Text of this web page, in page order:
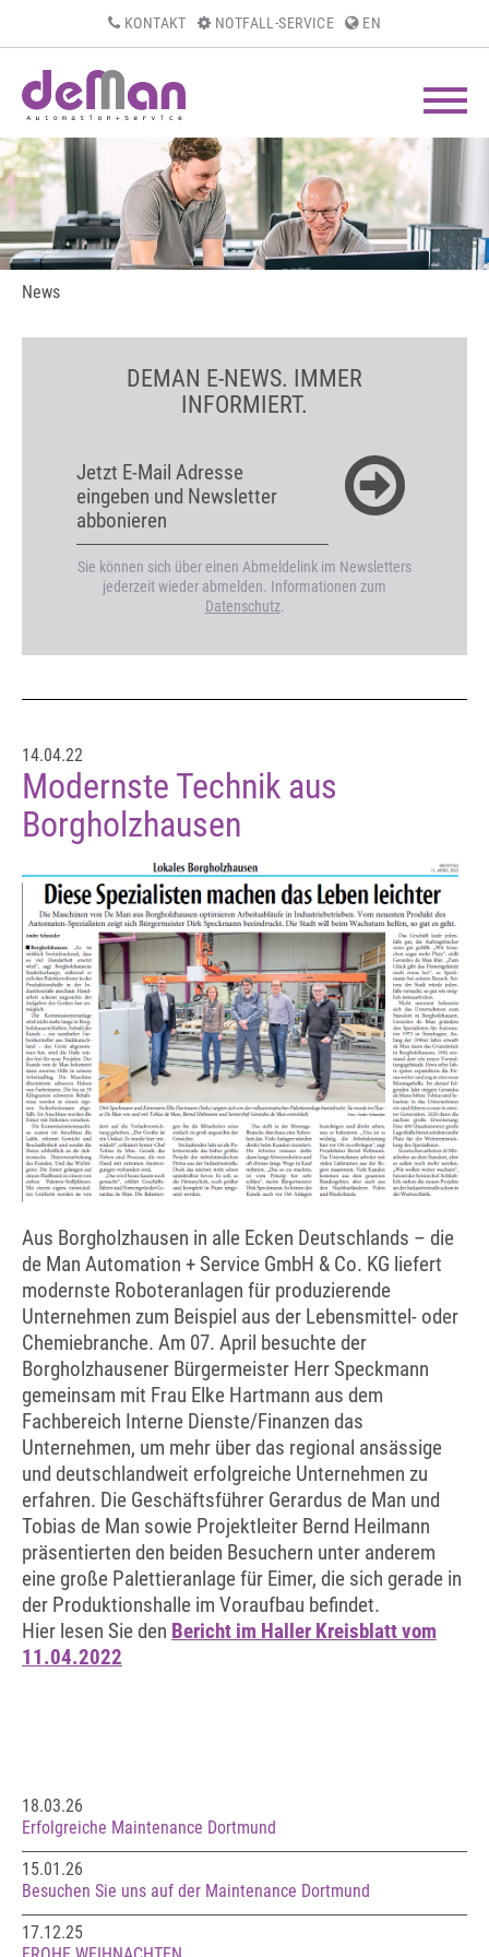
KONTAKT NOTFALL-SERVICE EN
News
DEMAN E-NEWS. IMMER
INFORMIERT.
Jetzt E-Mail Adresse
eingeben und Newsletter
abbonieren
Sie können sich über einen Abmeldelink im Newsletters
jederzeit wieder abmelden. Informationen zum
Datenschutz.
14.04.22
Modernste Technik aus
Borgholzhausen
Aus Borgholzhausen in alle Ecken Deutschlands – die
de Man Automation + Service GmbH & Co. KG liefert
modernste Roboteranlagen für produzierende
Unternehmen zum Beispiel aus der Lebensmittel- oder
Chemiebranche. Am 07. April besuchte der
Borgholzhausener Bürgermeister Herr Speckmann
gemeinsam mit Frau Elke Hartmann aus dem
Fachbereich Interne Dienste/Finanzen das
Unternehmen, um mehr über das regional ansässige
und deutschlandweit erfolgreiche Unternehmen zu
erfahren. Die Geschäftsführer Gerardus de Man und
Tobias de Man sowie Projektleiter Bernd Heilmann
präsentierten den beiden Besuchern unter anderem
eine große Palettieranlage für Eimer, die sich gerade in
der Produktionshalle im Voraufbau befindet.
Hier lesen Sie den Bericht im Haller Kreisblatt vom
11.04.2022
18.03.26
Erfolgreiche Maintenance Dortmund
15.01.26
Besuchen Sie uns auf der Maintenance Dortmund
17.12.25